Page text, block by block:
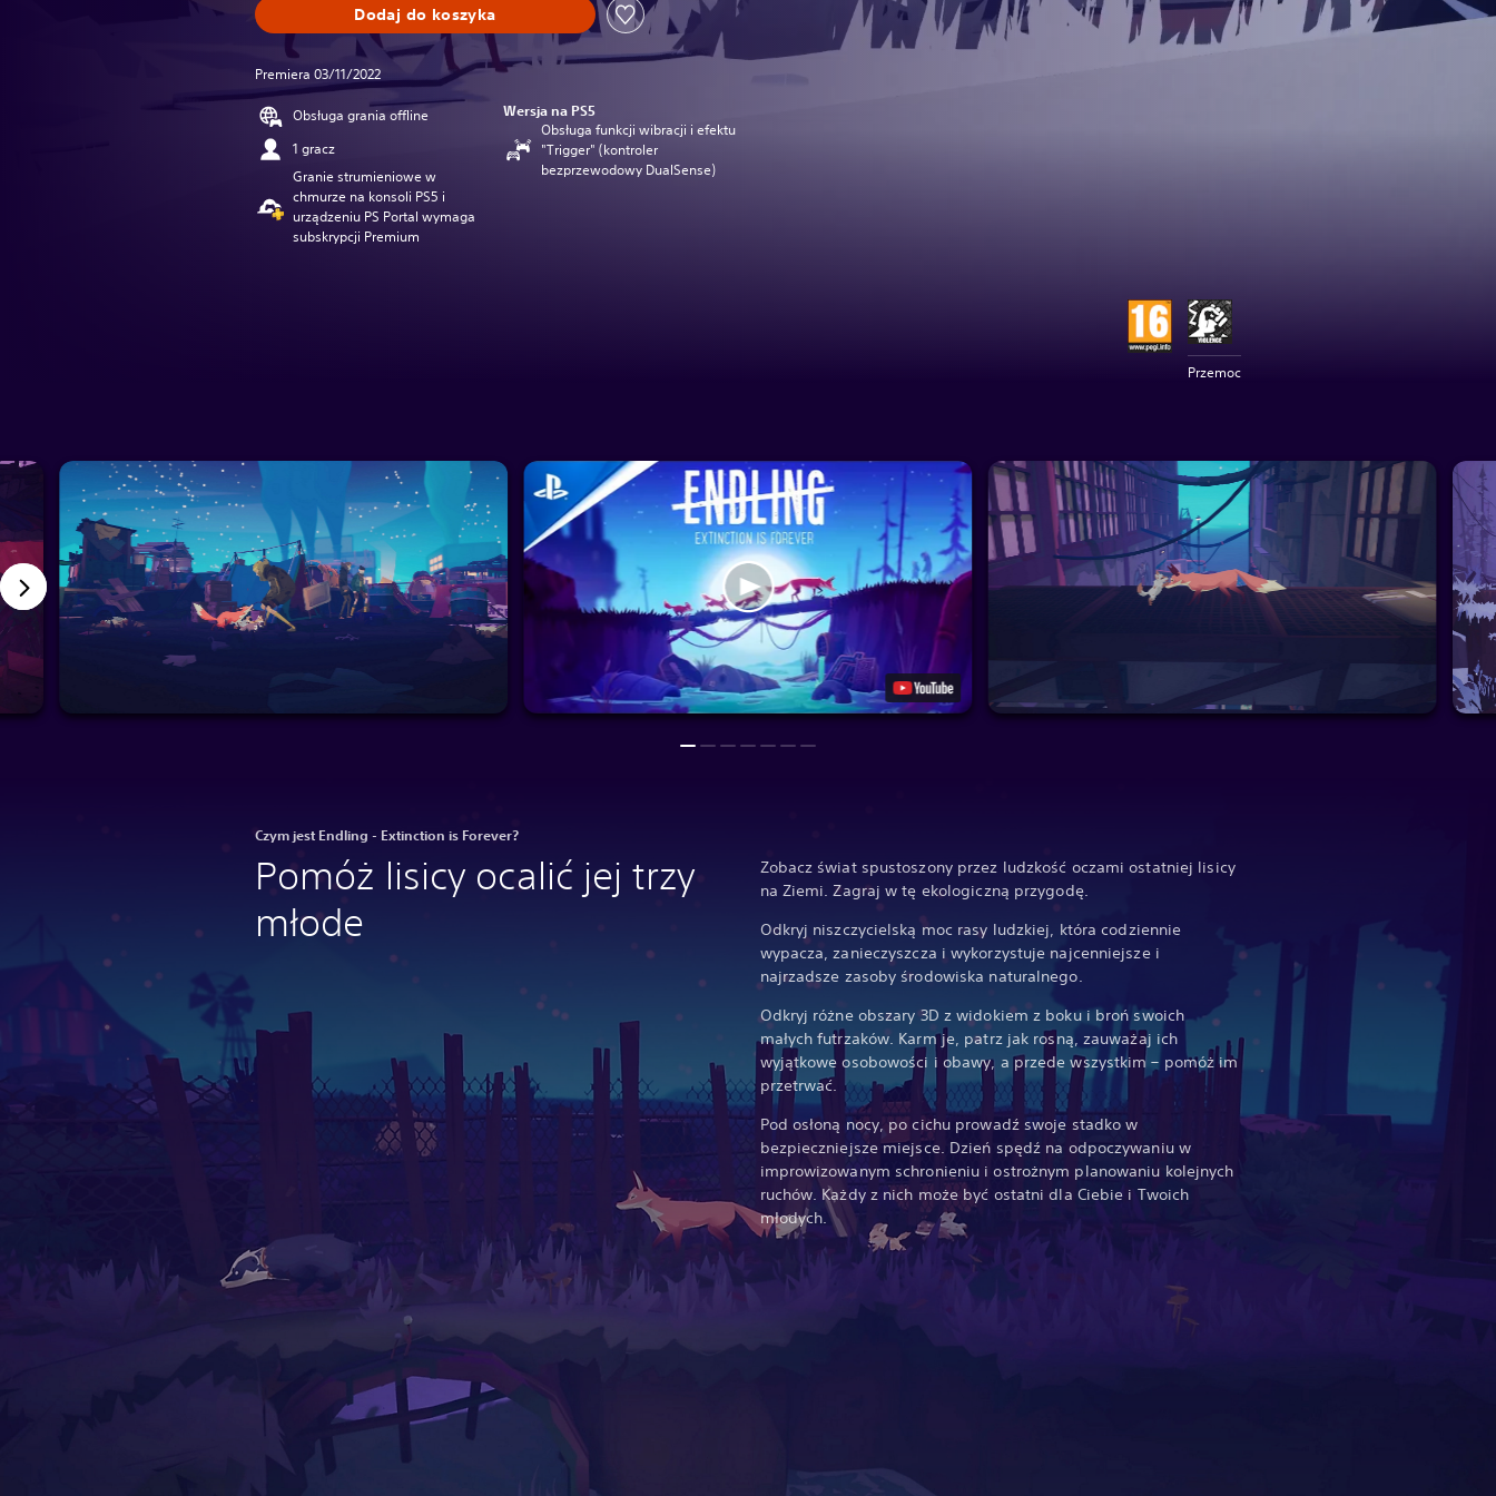
Dodaj do koszyka
Premiera 03/11/2022
Obsługa grania offline
1 gracz
Granie strumieniowe w
chmurze na konsoli PS5 i
urządzeniu PS Portal wymaga
subskrypcji Premium
Wersja na PS5
Obsługa funkcji wibracji i efektu
"Trigger" (kontroler
bezprzewodowy DualSense)
Przemoc
Czym jest Endling - Extinction is Forever?
Pomóż lisicy ocalić jej trzy
młode
Zobacz świat spustoszony przez ludzkość oczami ostatniej lisicy
na Ziemi. Zagraj w tę ekologiczną przygodę.
Odkryj niszczycielską moc rasy ludzkiej, która codziennie
wypacza, zanieczyszcza i wykorzystuje najcenniejsze i
najrzadsze zasoby środowiska naturalnego.
Odkryj różne obszary 3D z widokiem z boku i broń swoich
małych futrzaków. Karm je, patrz jak rosną, zauważaj ich
wyjątkowe osobowości i obawy, a przede wszystkim – pomóż im
przetrwać.
Pod osłoną nocy, po cichu prowadź swoje stadko w
bezpieczniejsze miejsce. Dzień spędź na odpoczywaniu w
improwizowanym schronieniu i ostrożnym planowaniu kolejnych
ruchów. Każdy z nich może być ostatni dla Ciebie i Twoich
młodych.